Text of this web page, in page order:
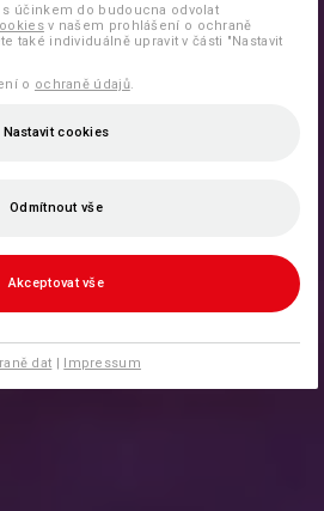
s účinkem do budoucna odvolat
v našem prohlášení o ochraně
také individuálně upravit v části "Nastavit
o ochraně údajů.
Nastavit cookies
Odmítnout vše
Akceptovat vše
dat | Impressum